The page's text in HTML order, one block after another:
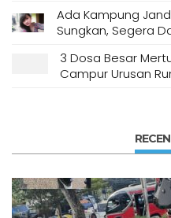
Ada Kampung
Sungkan, Segera
3 Dosa Besar
Campur Urusan